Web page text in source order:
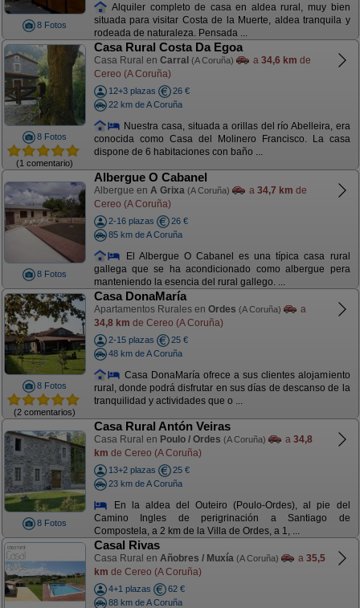
8 Fotos
Alquiler completo de casa en aldea rural, muy bien
situada para visitar Costa de la Muerte, aldea tranquila y
rodeada de naturaleza. Pensada ...
8 Fotos
(1 comentario)
Casa Rural Costa Da Egoa
Casa Rural en Carral (A Coruña) a 34,6 km de
Cereo (A Coruña)
12+3 plazas
26 €
22 km de A Coruña
Nuestra casa, situada a orillas del río Abelleira, era
conocida como Casa del Molinero Francisco. La casa
dispone de 6 habitaciones con baño ...
8 Fotos
Albergue O Cabanel
Albergue en A Grixa (A Coruña) a 34,7 km de
Cereo (A Coruña)
2-16 plazas
26 €
85 km de A Coruña
El Albergue O Cabanel es una típica casa rural
gallega que se ha acondicionado como albergue pera
manteniendo la esencia del rural gallego. ...
8 Fotos
(2 comentarios)
Casa DonaMaría
Apartamentos Rurales en Ordes (A Coruña)
a
34,8 km de Cereo (A Coruña)
2-15 plazas
25 €
48 km de A Coruña
Casa DonaMaría ofrece a sus clientes alojamiento
rural, donde podrá disfrutar en sus días de descanso de la
tranquilidad y actividades que o ...
8 Fotos
Casa Rural Antón Veiras
Casa Rural en Poulo / Ordes (A Coruña) a 34,8
km de Cereo (A Coruña)
13+2 plazas
25 €
23 km de A Coruña
En la aldea del Outeiro (Poulo-Ordes), al pie del
Camino Ingles de perigrinación a Santiago de
Compostela, a 2 km de la Villa de Ordes, a 1, ...
Casal Rivas
Casa Rural en Añobres / Muxía (A Coruña) a 35,5
km de Cereo (A Coruña)
4+1 plazas
62 €
88 km de A Coruña